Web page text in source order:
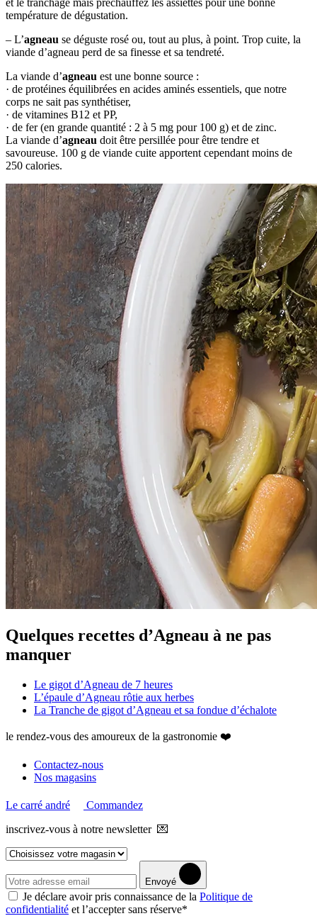
et le tranchage mais préchauffez les assiettes pour une bonne
température de dégustation.
– L’agneau se déguste rosé ou, tout au plus, à point. Trop cuite, la
viande d’agneau perd de sa finesse et sa tendreté.
La viande d’agneau est une bonne source :
· de protéines équilibrées en acides aminés essentiels, que notre
corps ne sait pas synthétiser,
· de vitamines B12 et PP,
· de fer (en grande quantité : 2 à 5 mg pour 100 g) et de zinc.
La viande d’agneau doit être persillée pour être tendre et
savoureuse. 100 g de viande cuite apportent cependant moins de
250 calories.
Quelques recettes d’Agneau à ne pas
manquer
Le gigot d’Agneau de 7 heures
L’épaule d’Agneau rôtie aux herbes
La Tranche de gigot d’Agneau et sa fondue d’échalote
le rendez-vous des amoureux de la gastronomie ❤️
Contactez-nous
Nos magasins
Le carré andré
Commandez
inscrivez-vous à notre newsletter 💌
Envoyé
Je déclare avoir pris connaissance de la Politique de
confidentialité et l’accepter sans réserve*